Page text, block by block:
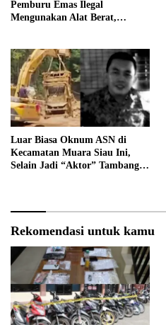
Pemburu Emas Ilegal
Mengunakan Alat Berat,
Terancam di Pecat
Luar Biasa Oknum ASN di
Kecamatan Muara Siau Ini,
Selain Jadi “Aktor” Tambang
Rekomendasi untuk kamu